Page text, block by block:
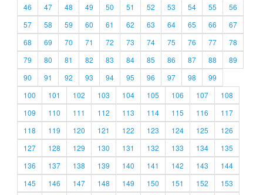
46
47 48 49 50 51 52 53 54 55
56
57
58 59 60 61 62 63 64 65 66
67
68
69 70 71 72 73 74 75 76 77
78
79
80 81 82 83 84 85 86 87 88
89
90
91 92 93 94 95 96 97 98
99
100
101 102 103 104 105 106 107
108
109
110 111 112 113 114 115 116
117
118
119 120 121 122 123 124 125
126
127
128 129 130 131 132 133 134
135
136
137 138 139 140 141 142 143
144
145
146 147 148 149 150 151 152
153